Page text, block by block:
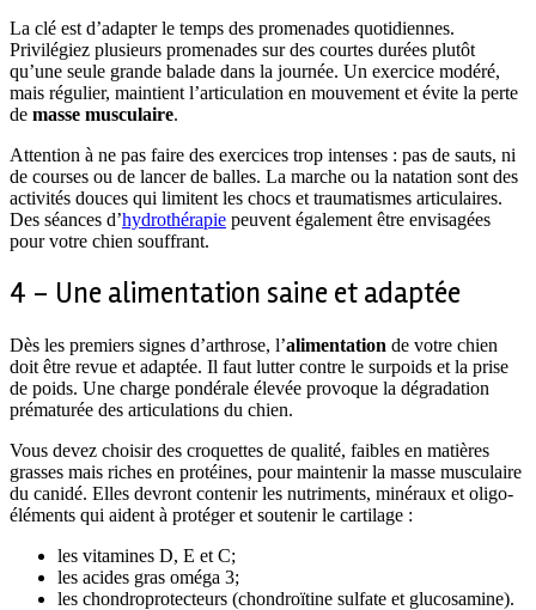
La clé est d’adapter le temps des promenades quotidiennes.
Privilégiez plusieurs promenades sur des courtes durées plutôt
qu’une seule grande balade dans la journée. Un exercice modéré,
mais régulier, maintient l’articulation en mouvement et évite la perte
de masse musculaire.
Attention à ne pas faire des exercices trop intenses : pas de sauts, ni
de courses ou de lancer de balles. La marche ou la natation sont des
activités douces qui limitent les chocs et traumatismes articulaires.
Des séances d’hydrothérapie peuvent également être envisagées
pour votre chien souffrant.
4 – Une alimentation saine et adaptée
Dès les premiers signes d’arthrose, l’alimentation de votre chien
doit être revue et adaptée. Il faut lutter contre le surpoids et la prise
de poids. Une charge pondérale élevée provoque la dégradation
prématurée des articulations du chien.
Vous devez choisir des croquettes de qualité, faibles en matières
grasses mais riches en protéines, pour maintenir la masse musculaire
du canidé. Elles devront contenir les nutriments, minéraux et oligo-
éléments qui aident à protéger et soutenir le cartilage :
les vitamines D, E et C;
les acides gras oméga 3;
les chondroprotecteurs (chondroïtine sulfate et glucosamine).